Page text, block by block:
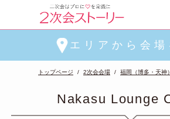
エリアから会場
トップページ 2次会会場 福岡（博多・天神
Nakasu Lounge